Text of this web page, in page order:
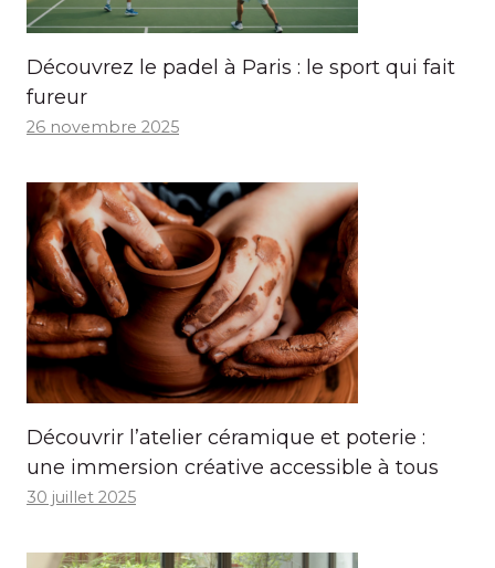
Découvrez le padel à Paris : le sport qui fait
fureur
26 novembre 2025
Découvrir l’atelier céramique et poterie :
une immersion créative accessible à tous
30 juillet 2025